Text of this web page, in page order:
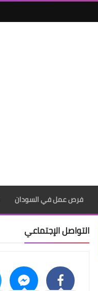
فرص عمل في السودان
التواصل الإجتماعي